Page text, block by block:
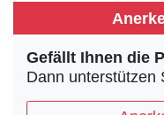
Gefällt Ihnen die
Dann unterstützen